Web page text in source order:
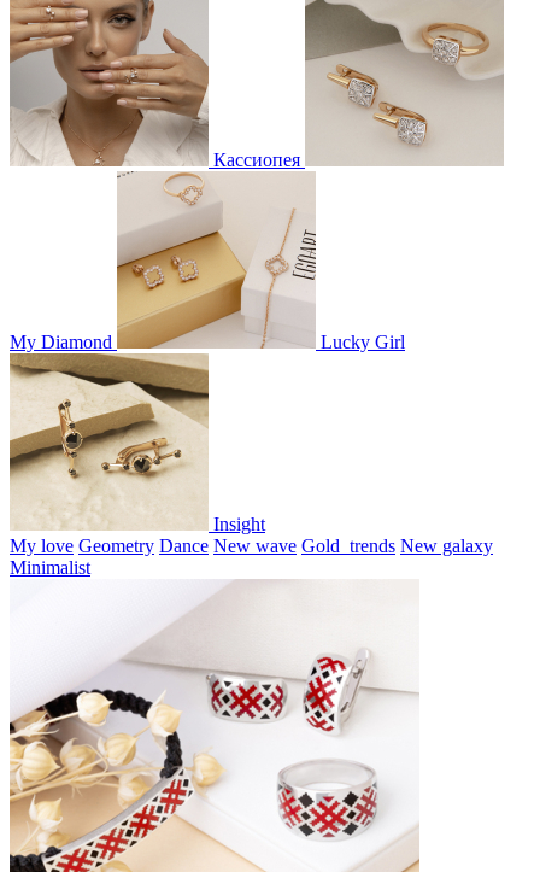
Кассиопея
My Diamond Lucky Girl
Insight
My love Geometry Dance New wave Gold_trends New galaxy
Minimalist